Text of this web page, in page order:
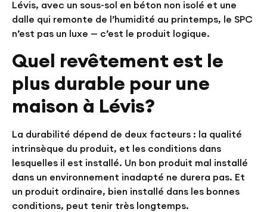
Lévis, avec un sous-sol en béton non isolé et une
dalle qui remonte de l’humidité au printemps, le SPC
n’est pas un luxe — c’est le produit logique.
Quel revêtement est le
plus durable pour une
maison à Lévis?
La durabilité dépend de deux facteurs : la qualité
intrinsèque du produit, et les conditions dans
lesquelles il est installé. Un bon produit mal installé
dans un environnement inadapté ne durera pas. Et
un produit ordinaire, bien installé dans les bonnes
conditions, peut tenir très longtemps.